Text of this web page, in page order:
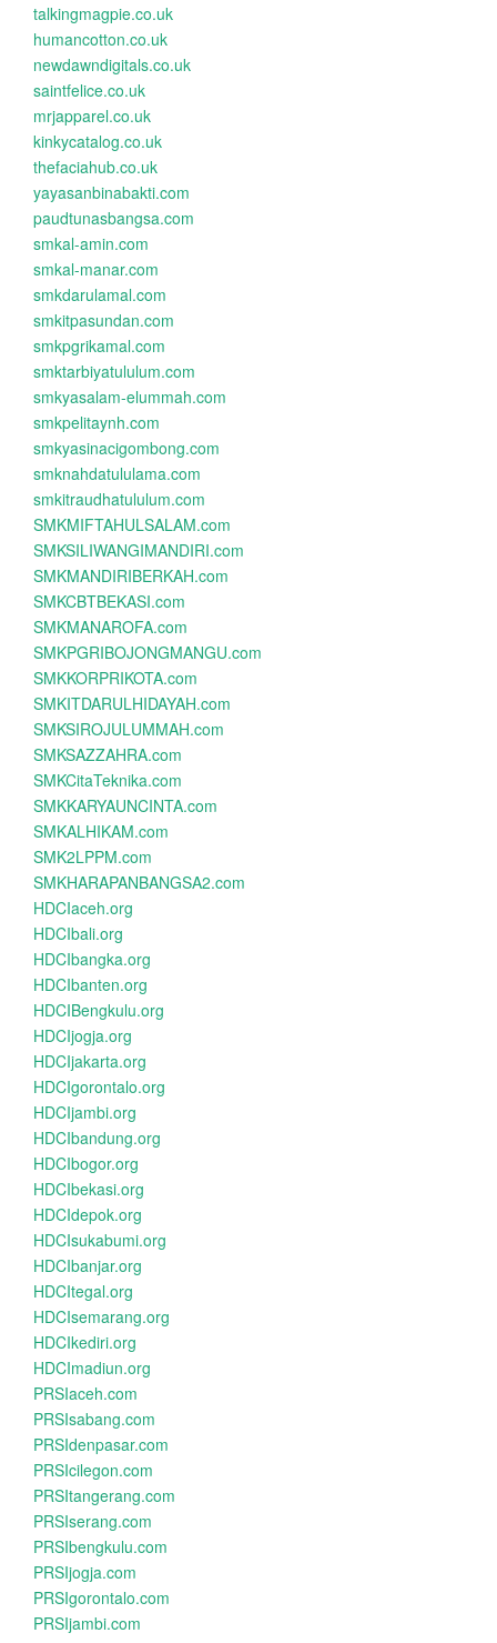
talkingmagpie.co.uk
humancotton.co.uk
newdawndigitals.co.uk
saintfelice.co.uk
mrjapparel.co.uk
kinkycatalog.co.uk
thefaciahub.co.uk
yayasanbinabakti.com
paudtunasbangsa.com
smkal-amin.com
smkal-manar.com
smkdarulamal.com
smkitpasundan.com
smkpgrikamal.com
smktarbiyatululum.com
smkyasalam-elummah.com
smkpelitaynh.com
smkyasinacigombong.com
smknahdatululama.com
smkitraudhatululum.com
SMKMIFTAHULSALAM.com
SMKSILIWANGIMANDIRI.com
SMKMANDIRIBERKAH.com
SMKCBTBEKASI.com
SMKMANAROFA.com
SMKPGRIBOJONGMANGU.com
SMKKORPRIKOTA.com
SMKITDARULHIDAYAH.com
SMKSIROJULUMMAH.com
SMKSAZZAHRA.com
SMKCitaTeknika.com
SMKKARYAUNCINTA.com
SMKALHIKAM.com
SMK2LPPM.com
SMKHARAPANBANGSA2.com
HDCIaceh.org
HDCIbali.org
HDCIbangka.org
HDCIbanten.org
HDCIBengkulu.org
HDCIjogja.org
HDCIjakarta.org
HDCIgorontalo.org
HDCIjambi.org
HDCIbandung.org
HDCIbogor.org
HDCIbekasi.org
HDCIdepok.org
HDCIsukabumi.org
HDCIbanjar.org
HDCItegal.org
HDCIsemarang.org
HDCIkediri.org
HDCImadiun.org
PRSIaceh.com
PRSIsabang.com
PRSIdenpasar.com
PRSIcilegon.com
PRSItangerang.com
PRSIserang.com
PRSIbengkulu.com
PRSIjogja.com
PRSIgorontalo.com
PRSIjambi.com